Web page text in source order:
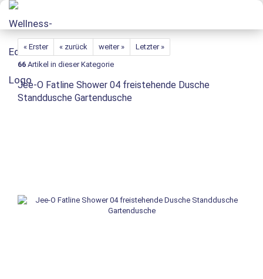
« Erster « zurück weiter »
Letzter »
66 Artikel in dieser Kategorie
Jee-O Fatline Shower 04 freistehende Dusche
Standdusche Gartendusche